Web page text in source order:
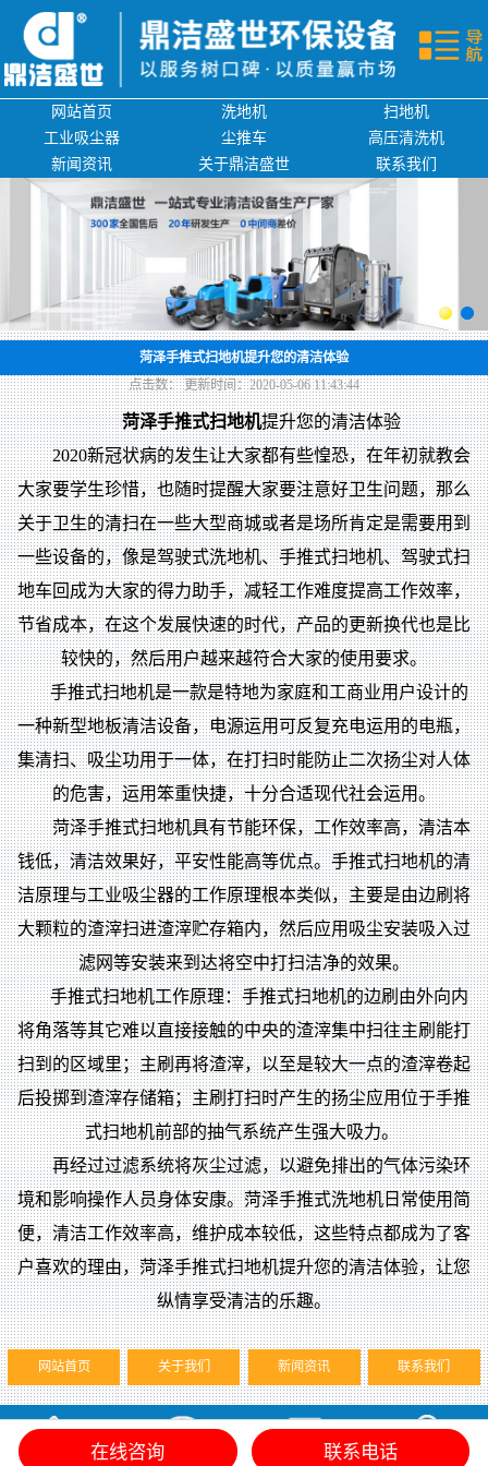
网站首页 洗地机
扫地机
工业吸尘器
尘推车
高压清洗机
新闻资讯
关于鼎洁盛世 联系我们
菏泽手推式扫地机提升您的清洁体验
点击数： 更新时间：2020-05-06 11:43:44
菏泽手推式扫地机提升您的清洁体验
2020新冠状病的发生让大家都有些惶恐，在年初就教会
大家要学生珍惜，也随时提醒大家要注意好卫生问题，那么
关于卫生的清扫在一些大型商城或者是场所肯定是需要用到
一些设备的，像是驾驶式洗地机、手推式扫地机、驾驶式扫
地车回成为大家的得力助手，减轻工作难度提高工作效率，
节省成本，在这个发展快速的时代，产品的更新换代也是比
较快的，然后用户越来越符合大家的使用要求。
手推式扫地机是一款是特地为家庭和工商业用户设计的
一种新型地板清洁设备，电源运用可反复充电运用的电瓶，
集清扫、吸尘功用于一体，在打扫时能防止二次扬尘对人体
的危害，运用笨重快捷，十分合适现代社会运用。
菏泽手推式扫地机具有节能环保，工作效率高，清洁本
钱低，清洁效果好，平安性能高等优点。手推式扫地机的清
洁原理与工业吸尘器的工作原理根本类似，主要是由边刷将
大颗粒的渣滓扫进渣滓贮存箱内，然后应用吸尘安装吸入过
滤网等安装来到达将空中打扫洁净的效果。
手推式扫地机工作原理：手推式扫地机的边刷由外向内
将角落等其它难以直接接触的中央的渣滓集中扫往主刷能打
扫到的区域里；主刷再将渣滓，以至是较大一点的渣滓卷起
后投掷到渣滓存储箱；主刷打扫时产生的扬尘应用位于手推
式扫地机前部的抽气系统产生强大吸力。
再经过过滤系统将灰尘过滤，以避免排出的气体污染环
境和影响操作人员身体安康。菏泽手推式洗地机日常使用简
便，清洁工作效率高，维护成本较低，这些特点都成为了客
户喜欢的理由，菏泽手推式扫地机提升您的清洁体验，让您
纵情享受清洁的乐趣。
网站首页 关于我们 新闻资讯 联系我们
网站首页
洗地机
扫地机
工业吸尘器
环卫清洗设备
关于鼎洁盛世
联系我们
在线咨询 联系电话